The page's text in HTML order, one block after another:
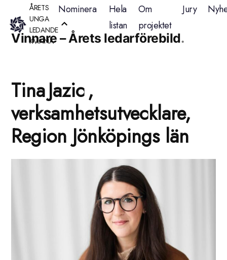
Hoppa
till
innehåll
ÅRETS
UNGA
LEDANDE
KVINNA
Nominera
Hela
listan
Om
projektet
Jury
Kategoriarkiv:
Vinnare – Årets ledarförebild
Tina Jazic ,
verksamhetsutvecklare,
Region Jönköpings län